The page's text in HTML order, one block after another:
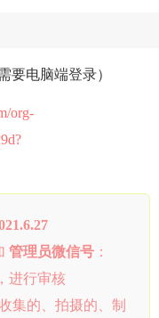
要电脑端登录）
org-
管理员微信号 ：
进行审核
集的、拍摄的、制